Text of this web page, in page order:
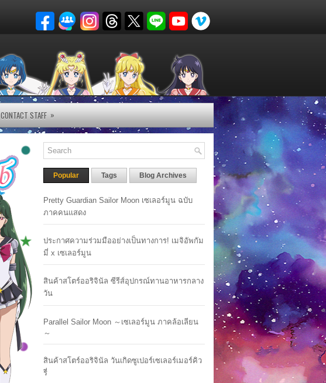
CONTACT STAFF »
Popular Tags Blog Archives
Pretty Guardian Sailor Moon เซเลอร์มูน ฉบับ
ภาคคนแสดง
ประกาศความร่วมมืออย่างเป็นทางการ! เมจิอัพกัม
มี่ x เซเลอร์มูน
สินค้าสโตร์ออริจินัล ซีรีส์อุปกรณ์ทานอาหารกลาง
วัน
Parallel Sailor Moon ～เซเลอร์มูน ภาคล้อเลียน
～
สินค้าสโตร์ออริจินัล วันเกิดซูเปอร์เซเลอร์เมอร์คิว
รี่